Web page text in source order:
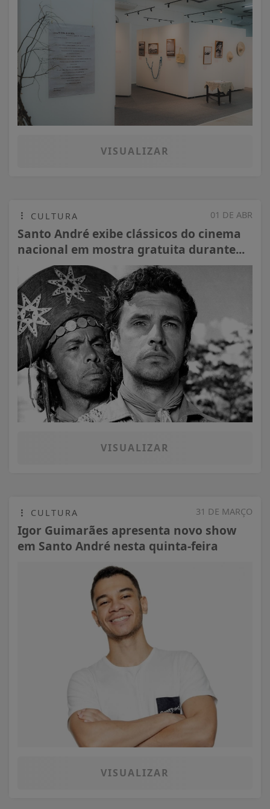
VISUALIZAR
01 DE ABR
CULTURA
Santo André exibe clássicos do cinema
nacional em mostra gratuita durante...
VISUALIZAR
31 DE MARÇO
CULTURA
Igor Guimarães apresenta novo show
em Santo André nesta quinta-feira
VISUALIZAR